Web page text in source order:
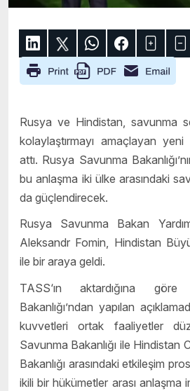
Rusya ve Hindistan, savunma
kolaylaştırmayı amaçlayan
attı. Rusya Savunma
bu anlaşma iki ülke arasındaki
da güçlendirecek.
Rusya Savunma Bakan
Aleksandr Fomin, Hindistan
ile bir araya geldi.
TASS‘ın aktardığına
Bakanlığı’ndan yapılan
kuvvetleri ortak faaliyetler
Savunma Bakanlığı ile Hindistan
Bakanlığı arasındaki etkileşim
ikili bir hükümetler arası anlaşma